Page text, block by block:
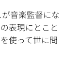
音楽監督にな
表現にとこと
使って世に問